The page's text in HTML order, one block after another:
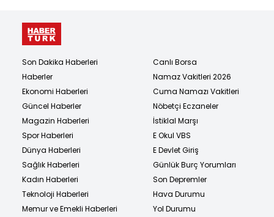
Son Dakika Haberleri
Haberler
Ekonomi Haberleri
Güncel Haberler
Magazin Haberleri
Spor Haberleri
Dünya Haberleri
Sağlık Haberleri
Kadın Haberleri
Teknoloji Haberleri
Memur ve Emekli Haberleri
Canlı Borsa
Namaz Vakitleri 2026
Cuma Namazı Vakitleri
Nöbetçi Eczaneler
İstiklal Marşı
E Okul VBS
E Devlet Giriş
Günlük Burç Yorumları
Son Depremler
Hava Durumu
Yol Durumu